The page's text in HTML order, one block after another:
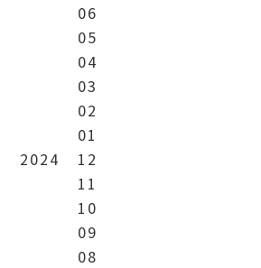
06
05
04
03
02
01
2024
12
11
10
09
08